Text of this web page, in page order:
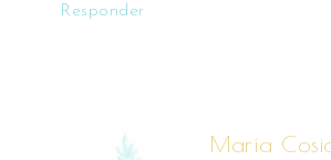
Responder
María